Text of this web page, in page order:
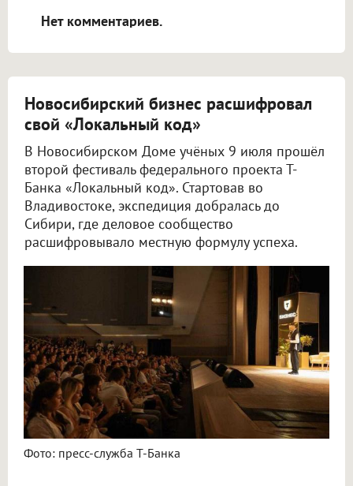
Нет комментариев.
Новосибирский бизнес расшифровал
свой «Локальный код»
В Новосибирском Доме учёных 9 июля прошёл
второй фестиваль федерального проекта Т-
Банка «Локальный код». Стартовав во
Владивостоке, экспедиция добралась до
Сибири, где деловое сообщество
расшифровывало местную формулу успеха.
Фото: пресс-служба Т-Банка